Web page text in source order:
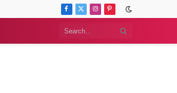
Facebook
X
Instagram
Pinterest